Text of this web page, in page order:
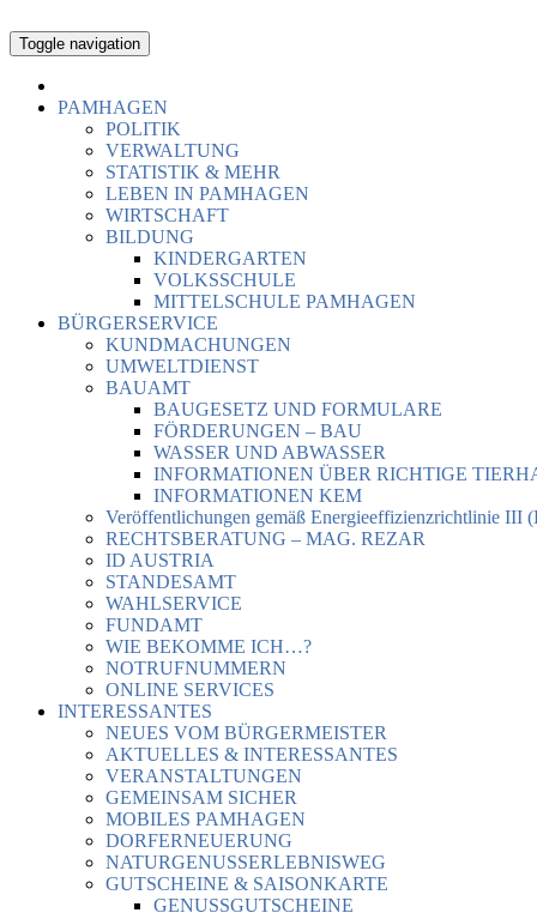
Toggle navigation
PAMHAGEN
POLITIK
VERWALTUNG
STATISTIK & MEHR
LEBEN IN PAMHAGEN
WIRTSCHAFT
BILDUNG
KINDERGARTEN
VOLKSSCHULE
MITTELSCHULE PAMHAGEN
BÜRGERSERVICE
KUNDMACHUNGEN
UMWELTDIENST
BAUAMT
BAUGESETZ UND FORMULARE
FÖRDERUNGEN – BAU
WASSER UND ABWASSER
INFORMATIONEN ÜBER RICHTIGE
INFORMATIONEN KEM
Veröffentlichungen gemäß Energieeffizienzrichtlinie III
RECHTSBERATUNG – MAG. REZAR
ID AUSTRIA
STANDESAMT
WAHLSERVICE
FUNDAMT
WIE BEKOMME ICH…?
NOTRUFNUMMERN
ONLINE SERVICES
INTERESSANTES
NEUES VOM BÜRGERMEISTER
AKTUELLES & INTERESSANTES
VERANSTALTUNGEN
GEMEINSAM SICHER
MOBILES PAMHAGEN
DORFERNEUERUNG
NATURGENUSSERLEBNISWEG
GUTSCHEINE & SAISONKARTE
GENUSSGUTSCHEINE